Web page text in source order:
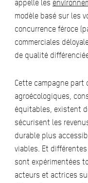
appelle les
modèle basé sur les
concurrence féroce
commerciales
de qualité
Cette campagne part
agroécologiques,
équitables, existent
sécurisent les
durable plus
viables. Et différentes
sont expérimentées
acteurs et actrices